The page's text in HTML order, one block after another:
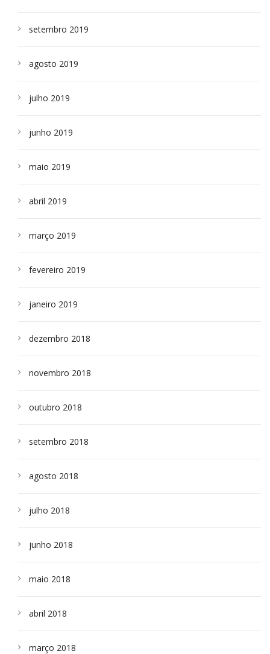
setembro 2019
agosto 2019
julho 2019
junho 2019
maio 2019
abril 2019
março 2019
fevereiro 2019
janeiro 2019
dezembro 2018
novembro 2018
outubro 2018
setembro 2018
agosto 2018
julho 2018
junho 2018
maio 2018
abril 2018
março 2018